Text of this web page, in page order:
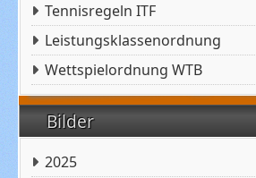
Tennisregeln ITF
Leistungsklassenordnung
Wettspielordnung WTB
Bilder
2025